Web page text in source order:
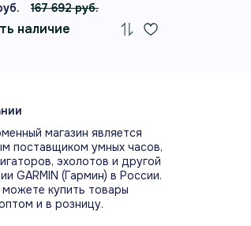
работу с
моторами Force
167 692 руб.
наличие
магазин является
поставщиком умных часов,
эхолотов и другой
GARMIN (Гармин) в России.
купить товары
и в розницу.